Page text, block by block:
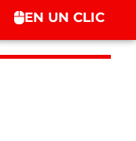
EN UN CLIC